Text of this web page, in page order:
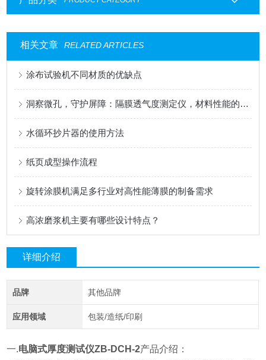
相关文章 RELATED ARTICLES
涂布试验机不同材质的优缺点
洞察微孔，守护屏障：隔膜透气度测定仪，材料性能的精密标尺
水循环抄片器的使用方法
纸页成型操作流程
旋转涂膜机满足多行业对高性能薄膜的制备需求
高浓磨浆机主要有哪些设计特点？
详细介绍
品牌 其他品牌
应用领域 包装/造纸/印刷
一.电脑式厚度测试仪ZB-DCH-2产品介绍：